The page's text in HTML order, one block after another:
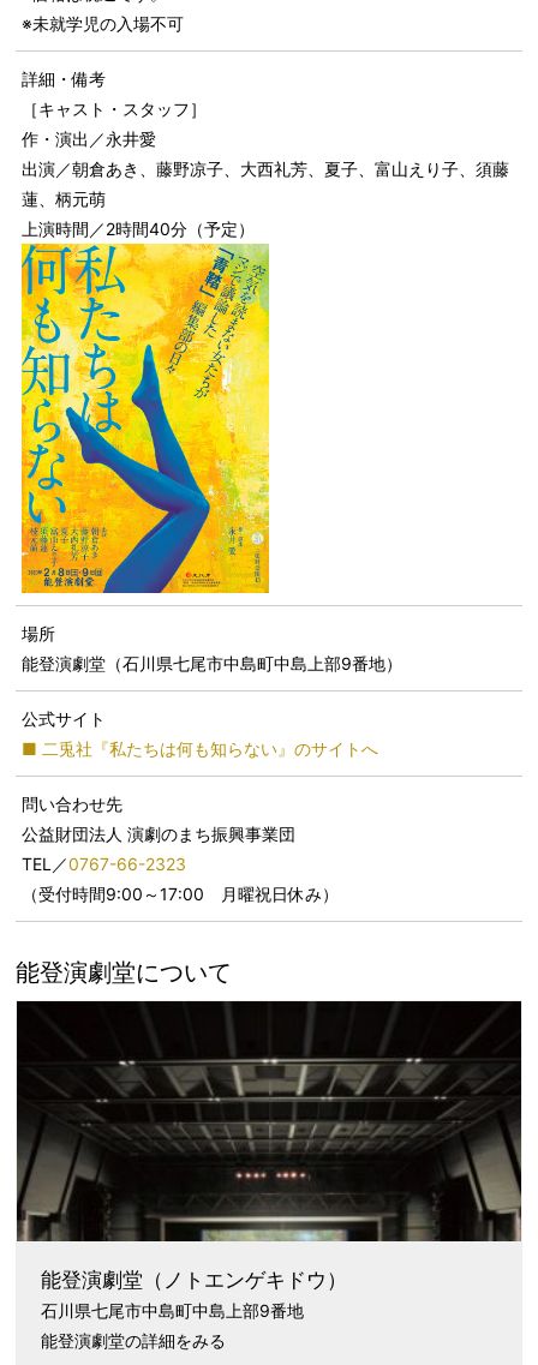
※未就学児の入場不可
詳細・備考
［キャスト・スタッフ］
作・演出／永井愛
出演／朝倉あき、藤野凉子、大西礼芳、夏子、富山えり子、須藤
蓮、柄元萌
上演時間／2時間40分（予定）
場所
能登演劇堂（石川県七尾市中島町中島上部9番地）
公式サイト
■ 二兎社『私たちは何も知らない』のサイトへ
問い合わせ先
公益財団法人 演劇のまち振興事業団
TEL／0767-66-2323
（受付時間9:00～17:00 月曜祝日休み）
能登演劇堂について
能登演劇堂 （ノトエンゲキドウ）
石川県七尾市中島町中島上部9番地
能登演劇堂の詳細をみる